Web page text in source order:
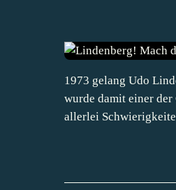
1973 gelang Udo
wurde damit einer
allerlei